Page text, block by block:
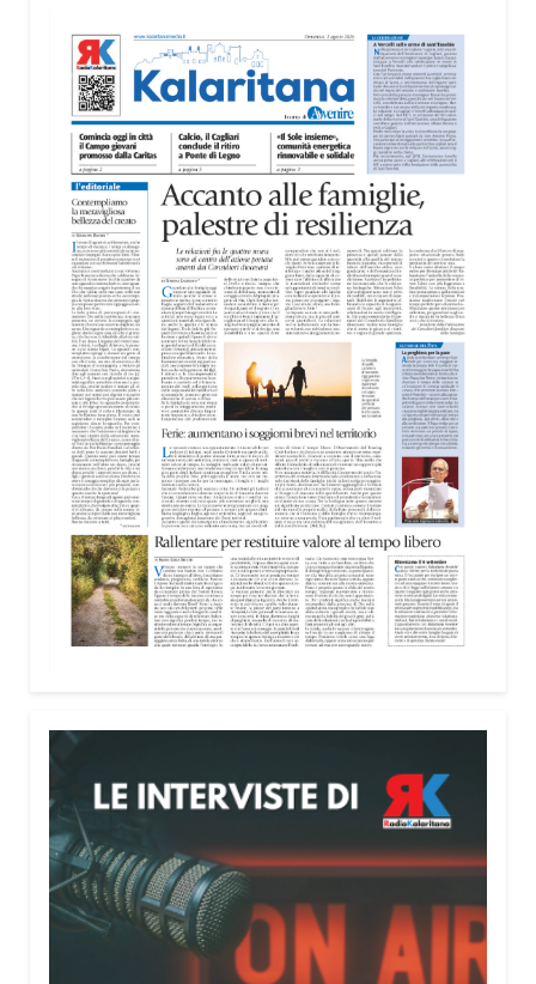
con disabilità nelle attività dell’OAMI al supporto nei
centri di accoglienza per migranti, dove
contribuiscono anche alla cura degli spazi comuni.
«Prendersi cura degli ambienti significa favorire
accoglienza e dignità», racconta Alessandro
Adimari.
Tra i partecipanti anche i seminaristi, impegnati
accanto agli anziani della casa di riposo Cristo Re.
«Un’esperienza di crescita umana e spirituale che
rafforza la vocazione al servizio», sottolinea
Cristiano Pani.
Il programma dedica spazio anche ai temi della
pace e della cooperazione nel Mediterraneo. Oggi
pomeriggio, alla Mediateca del Mediterraneo
(MEM), l’incontro con l’arcivescovo monsignor
Giuseppe Baturi ha approfondito il ruolo dei giovani
nella costruzione di ponti tra culture e popoli, con
un confronto inserito nel percorso “Cagliari Città
della Pace e del Mediterraneo”, progetto che
promuove il dialogo e la collaborazione tra le
libanese del Consiglio dei Giovani del
Mediterraneo della CEI: «Il campo è molto più di
un’esperienza di volontariato: è un’opportunità per
costruire relazioni attraverso il servizio, linguaggio
universale capace di unire persone diverse».
Condividi:
X WhatsApp